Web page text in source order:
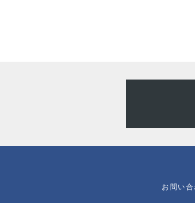
お問い